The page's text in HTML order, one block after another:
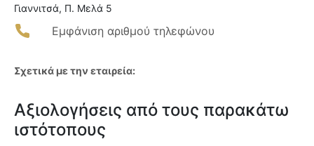
Γιαννιτσά, Π. Μελά 5
Εμφάνιση αριθμού τηλεφώνου
Σχετικά με την εταιρεία:
Αξιολογήσεις από τους παρακάτω
ιστότοπους